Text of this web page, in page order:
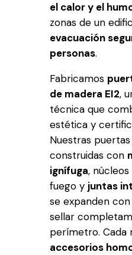
el calor y el
zonas de un
evacuación
personas.
Fabricamos
de madera EI2,
técnica que
estética y
Nuestras
construidas con
ignífuga,
fuego y juntas
se expanden
sellar
perímetro. Cada
accesorios